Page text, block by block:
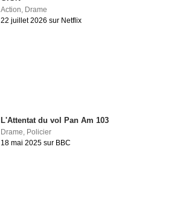
Action, Drame
22 juillet 2026 sur Netflix
L'Attentat du vol Pan Am 103
Drame, Policier
18 mai 2025 sur BBC